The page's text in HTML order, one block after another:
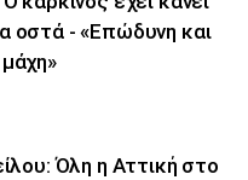
οστά - «Επώδυνη και
Όλη η Αττική στο